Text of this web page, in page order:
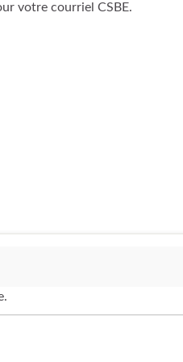
votre courriel CSBE.